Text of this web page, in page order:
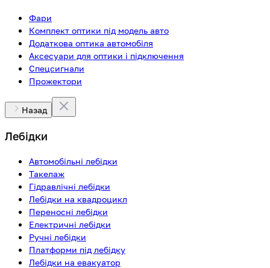
Фари
Комплект оптики під модель авто
Додаткова оптика автомобіля
Аксесуари для оптики і підключення
Спецсигнали
Прожектори
Назад
Лебідки
Автомобільні лебідки
Такелаж
Гідравлічні лебідки
Лебідки на квадроцикл
Переносні лебідки
Електричні лебідки
Ручні лебідки
Платформи під лебідку
Лебідки на евакуатор